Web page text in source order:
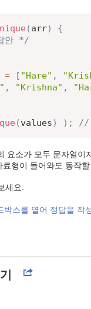
(arr)
{
안 */
= [ "Hare" ,
, "Krishna" ,
(values) ) ; //
요소가 모두 문자열이
형이 들어와도 동작
세요.
박스를 열어 정답을 작